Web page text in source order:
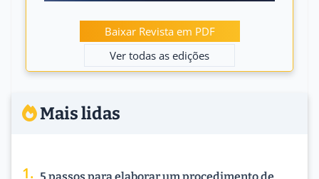
Baixar Revista em PDF
Ver todas as edições
Mais lidas